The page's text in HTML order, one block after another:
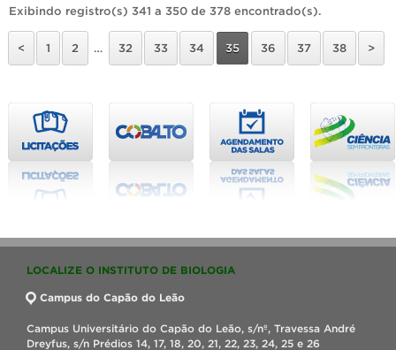
Exibindo registro(s) 341 a 350 de 378 encontrado(s).
< 1 2 … 32 33 34 35 36 37 38 >
LOCALIZE O INSTITUTO DE BIOLOGIA
Campus do Capão do Leão
Campus Universitário do Capão do Leão, s/nº, Travessa André
Dreyfus, s/n Prédios 14, 17, 18, 20, 21, 22, 23, 24, 25 e 26